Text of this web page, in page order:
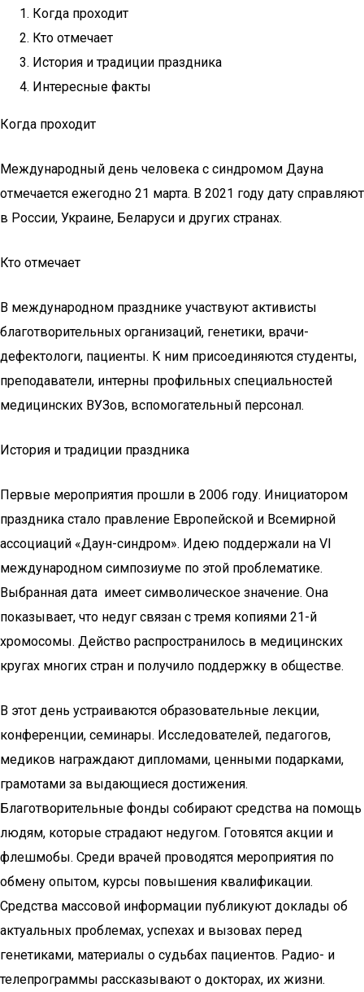
Когда проходит
Кто отмечает
История и традиции праздника
Интересные факты
Когда проходит
Международный день человека с синдромом Дауна
отмечается ежегодно 21 марта. В 2021 году дату справляют
в России, Украине, Беларуси и других странах.
Кто отмечает
В международном празднике участвуют активисты
благотворительных организаций, генетики, врачи-
дефектологи, пациенты. К ним присоединяются студенты,
преподаватели, интерны профильных специальностей
медицинских ВУЗов, вспомогательный персонал.
История и традиции праздника
Первые мероприятия прошли в 2006 году. Инициатором
праздника стало правление Европейской и Всемирной
ассоциаций «Даун-синдром». Идею поддержали на VI
международном симпозиуме по этой проблематике.
Выбранная дата имеет символическое значение. Она
показывает, что недуг связан с тремя копиями 21-й
хромосомы. Действо распространилось в медицинских
кругах многих стран и получило поддержку в обществе.
В этот день устраиваются образовательные лекции,
конференции, семинары. Исследователей, педагогов,
медиков награждают дипломами, ценными подарками,
грамотами за выдающиеся достижения.
Благотворительные фонды собирают средства на помощь
людям, которые страдают недугом. Готовятся акции и
флешмобы. Среди врачей проводятся мероприятия по
обмену опытом, курсы повышения квалификации.
Средства массовой информации публикуют доклады об
актуальных проблемах, успехах и вызовах перед
генетиками, материалы о судьбах пациентов. Радио- и
телепрограммы рассказывают о докторах, их жизни.